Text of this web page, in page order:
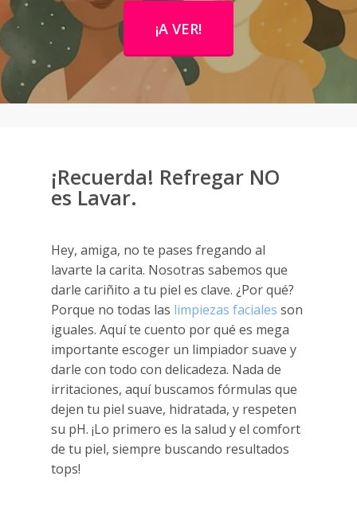
¡A VER!
¡Recuerda! Refregar NO
es Lavar.
Hey, amiga, no te pases fregando al
lavarte la carita. Nosotras sabemos que
darle cariñito a tu piel es clave. ¿Por qué?
Porque no todas las limpiezas faciales son
iguales. Aquí te cuento por qué es mega
importante escoger un limpiador suave y
darle con todo con delicadeza. Nada de
irritaciones, aquí buscamos fórmulas que
dejen tu piel suave, hidratada, y respeten
su pH. ¡Lo primero es la salud y el comfort
de tu piel, siempre buscando resultados
tops!